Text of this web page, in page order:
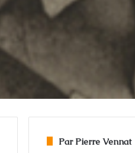
Par Pierre Vennat